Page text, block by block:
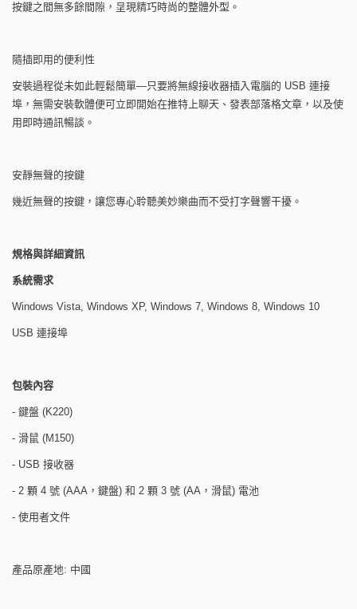
按鍵之間無多餘間隙，呈現精巧時尚的整體外型。
隨插即用的便利性
安裝過程從未如此輕鬆簡單—只要將無線接收器插入電腦的 USB 連接
埠，無需安裝軟體便可立即開始在推特上聊天、發表部落格文章，以及使
用即時通訊暢談。
安靜無聲的按鍵
幾近無聲的按鍵，讓您專心聆聽美妙樂曲而不受打字聲響干擾。
規格與詳細資訊
系統需求
Windows Vista, Windows XP, Windows 7, Windows 8, Windows 10
USB 連接埠
包裝內容
- 鍵盤 (K220)
- 滑鼠 (M150)
- USB 接收器
- 2 顆 4 號 (AAA，鍵盤) 和 2 顆 3 號 (AA，滑鼠) 電池
- 使用者文件
產品原產地: 中國